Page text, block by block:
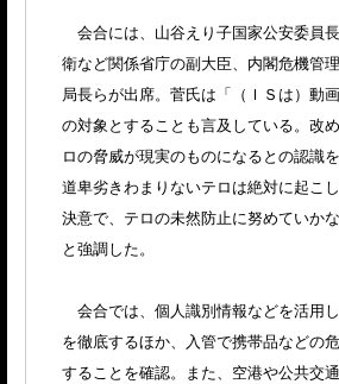
会合には、山谷えり子国家公安委員
衛など関係省庁の副大臣、内閣危機管
局長らが出席。菅氏は「（ＩＳは）動
の対象とすることも言及している。改
ロの脅威が現実のものになるとの認識
道卑劣きわまりないテロは絶対に起こ
決意で、テロの未然防止に努めていか
と強調した。
会合では、個人識別情報などを活用
を徹底するほか、入管で携帯品などの
することを確認。また、空港や公共交